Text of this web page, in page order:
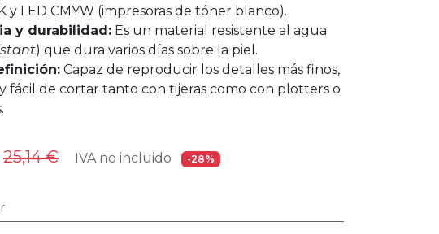
y LED CMYW (impresoras de tóner blanco).
y durabilidad: Es un material resistente al agua
) que dura varios días sobre la piel.
Capaz de reproducir los detalles más finos,
fácil de cortar tanto con tijeras como con plotters o
25,14€ IVA no incluido -28%